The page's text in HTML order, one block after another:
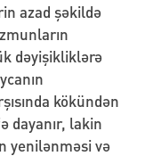
azad şəkildə
dəyişikliklərə
kökündən
dayanır, lakin
yenilənməsi və